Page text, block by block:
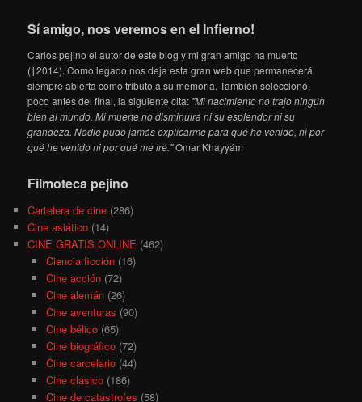
Sí amigo, nos veremos en el Infierno!
Carlos pejino el autor de este blog y mi gran amigo ha muerto
(†2014). Como legado nos deja esta gran web que permanecerá
siempre abierta como tributo a su memoria. También seleccionó,
poco antes del final, la siguiente cita: "Mi nacimiento no trajo ningún
bien al mundo. Mi muerte no disminuirá ni su esplendor ni su
grandeza. Nadie pudo jamás explicarme para qué he venido, ni por
qué he venido ni por qué me iré."Omar Khayyám
Filmoteca pejino
Cartelera de cine (286)
Cine asiático (14)
CINE GRATIS ONLINE (462)
Ciencia ficción(16)
Cine acción(72)
Cine alemán(26)
Cine aventuras (90)
Cine bélico(65)
Cine biográfico(72)
Cine carcelario(44)
Cine clásico(186)
Cine de catástrofes (58)